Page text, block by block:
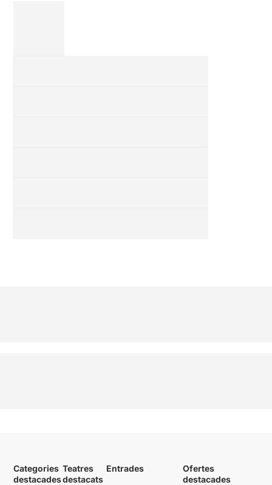
Categories
destacades
Teatres
destacats
Entrades
Ofertes
destacades